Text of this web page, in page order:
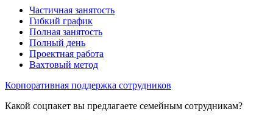
Частичная занятость
Гибкий график
Полная занятость
Полный день
Проектная работа
Вахтовый метод
Корпоративная поддержка сотрудников
Какой соцпакет вы предлагаете семейным сотрудникам?